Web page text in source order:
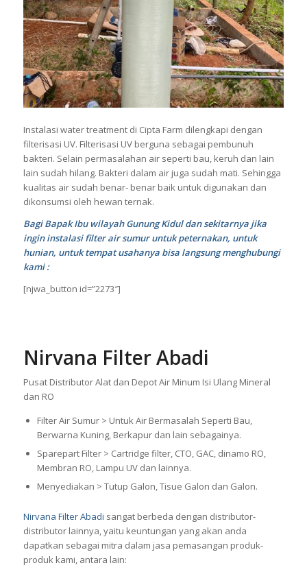
Instalasi water treatment di Cipta Farm dilengkapi dengan
filterisasi UV. Filterisasi UV berguna sebagai pembunuh
bakteri. Selain permasalahan air seperti bau, keruh dan lain
lain sudah hilang. Bakteri dalam air juga sudah mati. Sehingga
kualitas air sudah benar- benar baik untuk digunakan dan
dikonsumsi oleh hewan ternak.
Bagi Bapak Ibu wilayah Gunung Kidul dan sekitarnya jika
ingin instalasi filter air sumur untuk peternakan, untuk
hunian, untuk tempat usahanya bisa langsung menghubungi
kami :
[njwa_button id=”2273″]
Nirvana Filter Abadi
Pusat Distributor Alat dan Depot Air Minum Isi Ulang Mineral
dan RO
Filter Air Sumur > Untuk Air Bermasalah Seperti Bau,
Berwarna Kuning, Berkapur dan lain sebagainya.
Sparepart Filter > Cartridge filter, CTO, GAC, dinamo RO,
Membran RO, Lampu UV dan lainnya.
Menyediakan > Tutup Galon, Tisue Galon dan Galon.
Nirvana Filter Abadi sangat berbeda dengan distributor-
distributor lainnya, yaitu keuntungan yang akan anda
dapatkan sebagai mitra dalam jasa pemasangan produk-
produk kami, antara lain: